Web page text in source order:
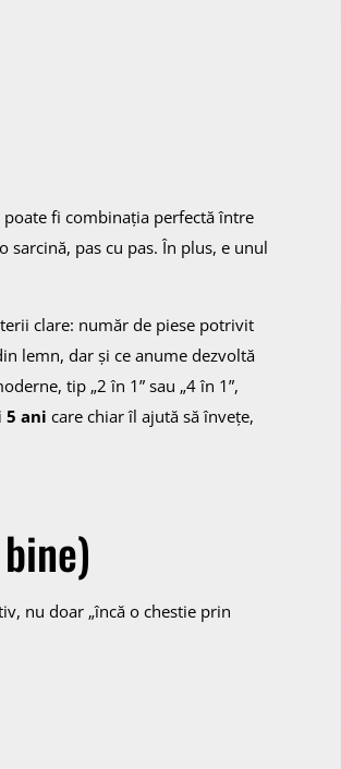
poate fi combinația perfectă între
sarcină, pas cu pas. În plus, e unul
clare: număr de piese potrivit
lemn, dar și ce anume dezvoltă
tip „2 în 1” sau „4 în 1”,
5 ani care chiar îl ajută să învețe,
nu doar „încă o chestie prin